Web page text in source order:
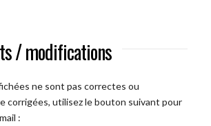
/ modifications
ne sont pas correctes ou
corrigées, utilisez le bouton suivant pour
: